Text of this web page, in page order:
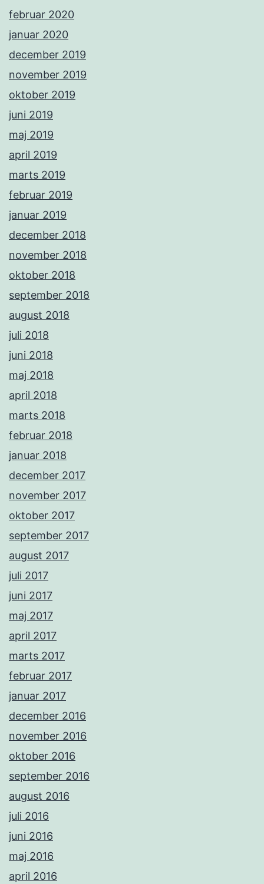
februar 2020
januar 2020
december 2019
november 2019
oktober 2019
juni 2019
maj 2019
april 2019
marts 2019
februar 2019
januar 2019
december 2018
november 2018
oktober 2018
september 2018
august 2018
juli 2018
juni 2018
maj 2018
april 2018
marts 2018
februar 2018
januar 2018
december 2017
november 2017
oktober 2017
september 2017
august 2017
juli 2017
juni 2017
maj 2017
april 2017
marts 2017
februar 2017
januar 2017
december 2016
november 2016
oktober 2016
september 2016
august 2016
juli 2016
juni 2016
maj 2016
april 2016